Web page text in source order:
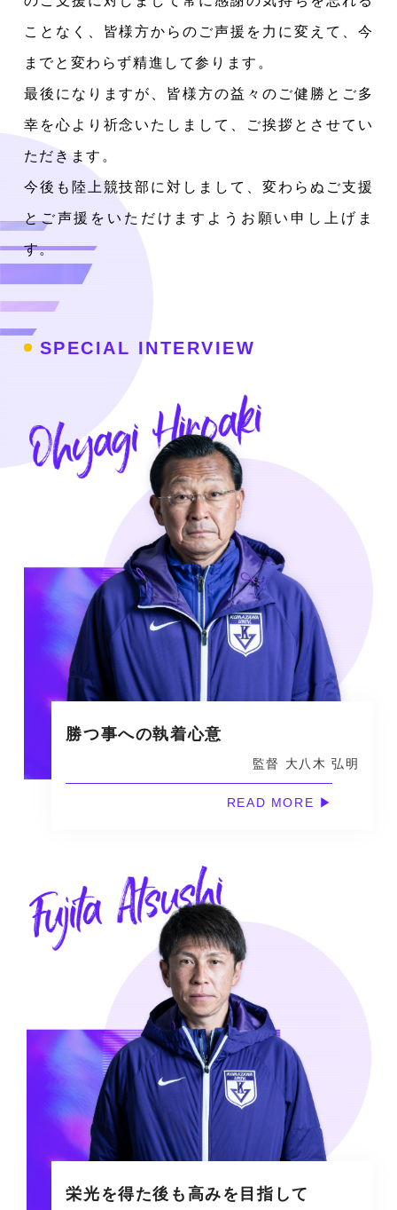
ことなく、皆様方からのご声援を力に変えて、今
までと変わらず精進して参ります。
最後になりますが、皆様方の益々のご健勝とご多
幸を心より祈念いたしまして、ご挨拶とさせてい
ただきます。
今後も陸上競技部に対しまして、変わらぬご支援
とご声援をいただけますようお願い申し上げま
す。
SPECIAL INTERVIEW
勝つ事への執着心意
監督 大八木 弘明
栄光を得た後も高みを目指して